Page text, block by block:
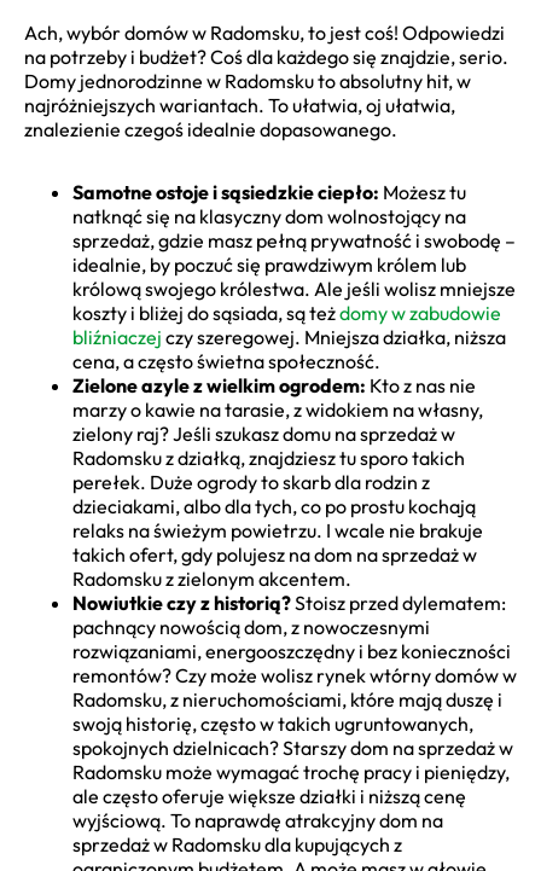
Ach, wybór domów w Radomsku, to jest coś! Odpowiedzi
na potrzeby i budżet? Coś dla każdego się znajdzie, serio.
Domy jednorodzinne w Radomsku to absolutny hit, w
najróżniejszych wariantach. To ułatwia, oj ułatwia,
znalezienie czegoś idealnie dopasowanego.
Samotne ostoje i sąsiedzkie ciepło: Możesz tu
natknąć się na klasyczny dom wolnostojący na
sprzedaż, gdzie masz pełną prywatność i swobodę –
idealnie, by poczuć się prawdziwym królem lub
królową swojego królestwa. Ale jeśli wolisz mniejsze
koszty i bliżej do sąsiada, są teżdomy w zabudowie
bliźniaczej czy szeregowej. Mniejsza działka, niższa
cena, a często świetna społeczność.
Zielone azyle z wielkim ogrodem: Kto z nas nie
marzy o kawie na tarasie, z widokiem na własny,
zielony raj? Jeśli szukasz domu na sprzedaż w
Radomsku z działką, znajdziesz tu sporo takich
perełek. Duże ogrody to skarb dla rodzin z
dzieciakami, albo dla tych, co po prostu kochają
relaks na świeżym powietrzu. I wcale nie brakuje
takich ofert, gdy polujesz na dom na sprzedaż w
Radomsku z zielonym akcentem.
Nowiutkie czy z historią?Stoisz przed dylematem:
pachnący nowością dom, z nowoczesnymi
rozwiązaniami, energooszczędny i bez konieczności
remontów? Czy może wolisz rynek wtórny domów w
Radomsku, z nieruchomościami, które mają duszę i
swoją historię, często w takich ugruntowanych,
spokojnych dzielnicach? Starszy dom na sprzedaż w
Radomsku może wymagać trochę pracy i pieniędzy,
ale często oferuje większe działki i niższą cenę
wyjściową. To naprawdę atrakcyjny dom na
sprzedaż w Radomsku dla kupujących z